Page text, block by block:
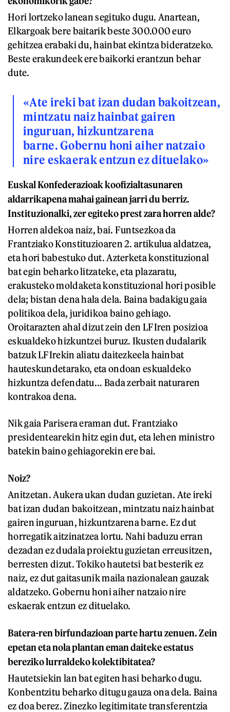
Hori lortzeko lanean segituko dugu. Anartean,
Elkargoak bere baitarik beste 300.000 euro
gehitzea erabaki du, hainbat ekintza bideratzeko.
Beste erakundeek ere baikorki erantzun behar
dute.
«Ate ireki bat izan dudan bakoitzean,
mintzatu naiz hainbat gairen
inguruan, hizkuntzarena
barne. Gobernu honi aiher natzaio
nire eskaerak entzun ez dituelako»
Euskal Konfederazioak koofizialtasunaren
aldarrikapena mahai gainean jarri du berriz.
Instituzionalki, zer egiteko prest zara horren alde?
Horren aldekoa naiz, bai. Funtsezkoa da
Frantziako Konstituzioaren 2. artikulua aldatzea,
eta hori babestuko dut. Azterketa konstituzional
bat egin beharko litzateke, eta plazaratu,
erakusteko moldaketa konstituzional hori posible
dela; bistan dena hala dela. Baina badakigu gaia
politikoa dela, juridikoa baino gehiago.
Oroitarazten ahal dizut zein den LFIren posizioa
eskualdeko hizkuntzei buruz. Ikusten dudalarik
batzuk LFIrekin aliatu daitezkeela hainbat
hauteskundetarako, eta ondoan eskualdeko
hizkuntza defendatu... Bada zerbait naturaren
kontrakoa dena.
Nik gaia Parisera eraman dut. Frantziako
presidentearekin hitz egin dut, eta lehen ministro
batekin baino gehiagorekin ere bai.
Noiz?
Anitzetan. Aukera ukan dudan guzietan. Ate ireki
bat izan dudan bakoitzean, mintzatu naiz hainbat
gairen inguruan, hizkuntzarena barne. Ez dut
horregatik aitzinatzea lortu. Nahi baduzu erran
dezadan ez dudala proiektu guzietan erreusitzen,
berresten dizut. Tokiko hautetsi bat besterik ez
naiz, ez dut gaitasunik maila nazionalean gauzak
aldatzeko. Gobernu honi aiher natzaio nire
eskaerak entzun ez dituelako.
Batera-ren birfundazioan parte hartu zenuen. Zein
epetan eta nola plantan eman daiteke estatus
bereziko lurraldeko kolektibitatea?
Hautetsiekin lan bat egiten hasi beharko dugu.
Konbentzitu beharko ditugu gauza ona dela. Baina
ez doa berez. Zinezko legitimitate transferentzia